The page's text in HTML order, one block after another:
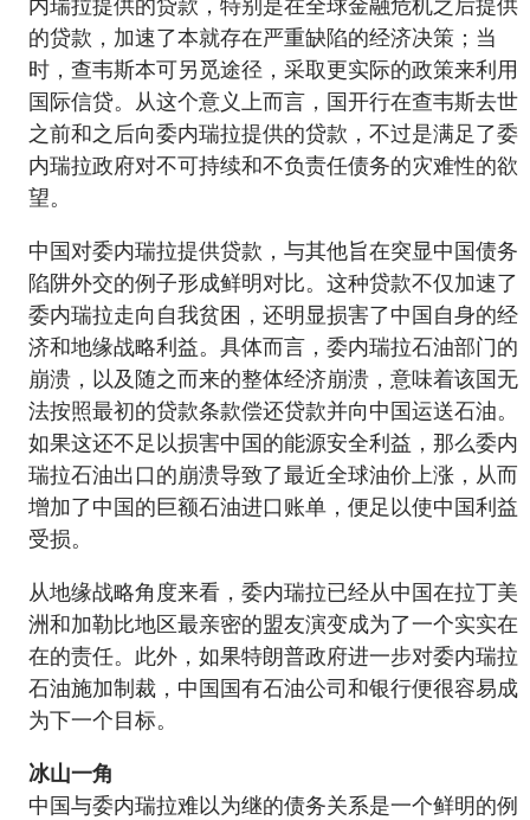
的贷款，加速了本就存在严重缺陷的经济决策；当
时，查韦斯本可另觅途径，采取更实际的政策来利用
国际信贷。从这个意义上而言，国开行在查韦斯去世
之前和之后向委内瑞拉提供的贷款，不过是满足了委
内瑞拉政府对不可持续和不负责任债务的灾难性的欲
望。
中国对委内瑞拉提供贷款，与其他旨在突显中国债务
陷阱外交的例子形成鲜明对比。这种贷款不仅加速了
委内瑞拉走向自我贫困，还明显损害了中国自身的经
济和地缘战略利益。具体而言，委内瑞拉石油部门的
崩溃，以及随之而来的整体经济崩溃，意味着该国无
法按照最初的贷款条款偿还贷款并向中国运送石油。
如果这还不足以损害中国的能源安全利益，那么委内
瑞拉石油出口的崩溃导致了最近全球油价上涨，从而
增加了中国的巨额石油进口账单，便足以使中国利益
受损。
从地缘战略角度来看，委内瑞拉已经从中国在拉丁美
洲和加勒比地区最亲密的盟友演变成为了一个实实在
在的责任。此外，如果特朗普政府进一步对委内瑞拉
石油施加制裁，中国国有石油公司和银行便很容易成
为下一个目标。
冰山一角
中国与委内瑞拉难以为继的债务关系是一个鲜明的例